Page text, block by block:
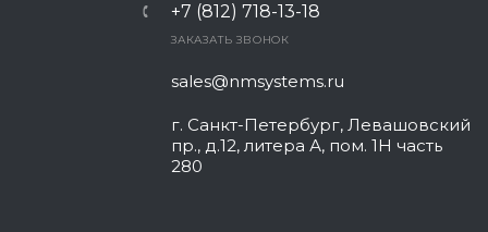
+7 (812) 718-13-18
ЗАКАЗАТЬ ЗВОНОК
sales@nmsystems.ru
г. Санкт-Петербург, Левашовский
пр., д.12, литера А, пом. 1Н часть
280